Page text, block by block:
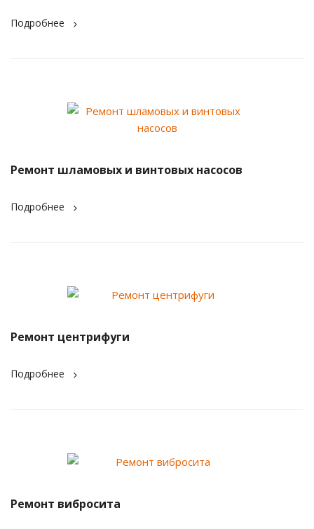
Подробнее
Ремонт шламовых и винтовых насосов
Подробнее
Ремонт центрифуги
Подробнее
Ремонт вибросита